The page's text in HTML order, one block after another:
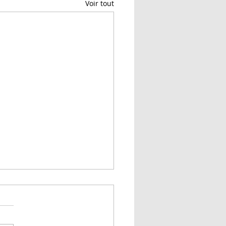
Voir tout
on rabattre des